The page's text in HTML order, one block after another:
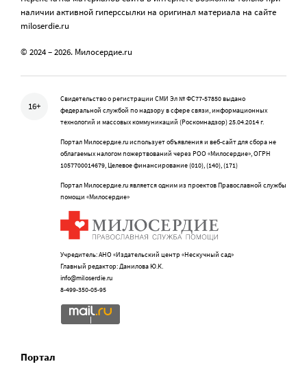
наличии активной гиперссылки на оригинал материала на сайте
miloserdie.ru
© 2024 – 2026. Милосердие.ru
16+
Свидетельство о регистрации СМИ Эл № ФС77-57850 выдано
федеральной службой по надзору в сфере связи, информационных
технологий и массовых коммуникаций (Роскомнадзор) 25.04.2014 г.
Портал Милосердие.ru использует объявления и веб-сайт для сбора не
облагаемых налогом пожертвований через РОО «Милосердие», ОГРН
1057700014679, Целевое финансирование (010), (140), (171)
Портал Милосердие.ru является одним из проектов Православной службы
помощи «Милосердие»
Учредитель: АНО «Издательский центр «Нескучный сад»
Главный редактор: Данилова Ю.К.
info@miloserdie.ru
8-499-350-05-95
Портал